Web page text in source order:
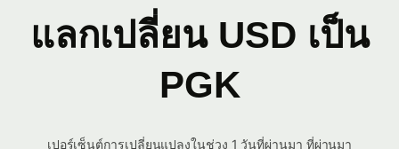
แลกเปลี่ยน USD เป็น
PGK
เปอร์เซ็นต์การเปลี่ยนแปลงในช่วง 1 วันที่ผ่านมา ที่ผ่านมา